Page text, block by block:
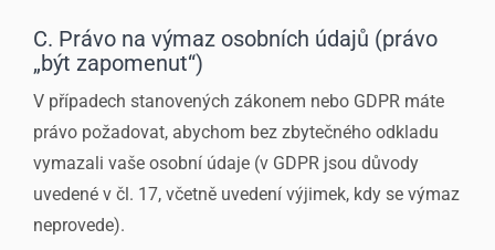
C. Právo na výmaz osobních údajů (právo
„být zapomenut“)
V případech stanovených zákonem nebo GDPR máte
právo požadovat, abychom bez zbytečného odkladu
vymazali vaše osobní údaje (v GDPR jsou důvody
uvedené v čl. 17, včetně uvedení výjimek, kdy se výmaz
neprovede).